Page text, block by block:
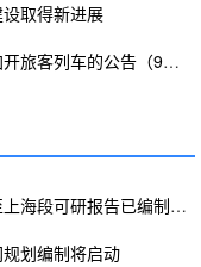
取得新进展
青藏集团公司加开旅客列车的公告（9月24日）
沿江高铁合肥至上海段可研报告已编制完成
划编制将启动